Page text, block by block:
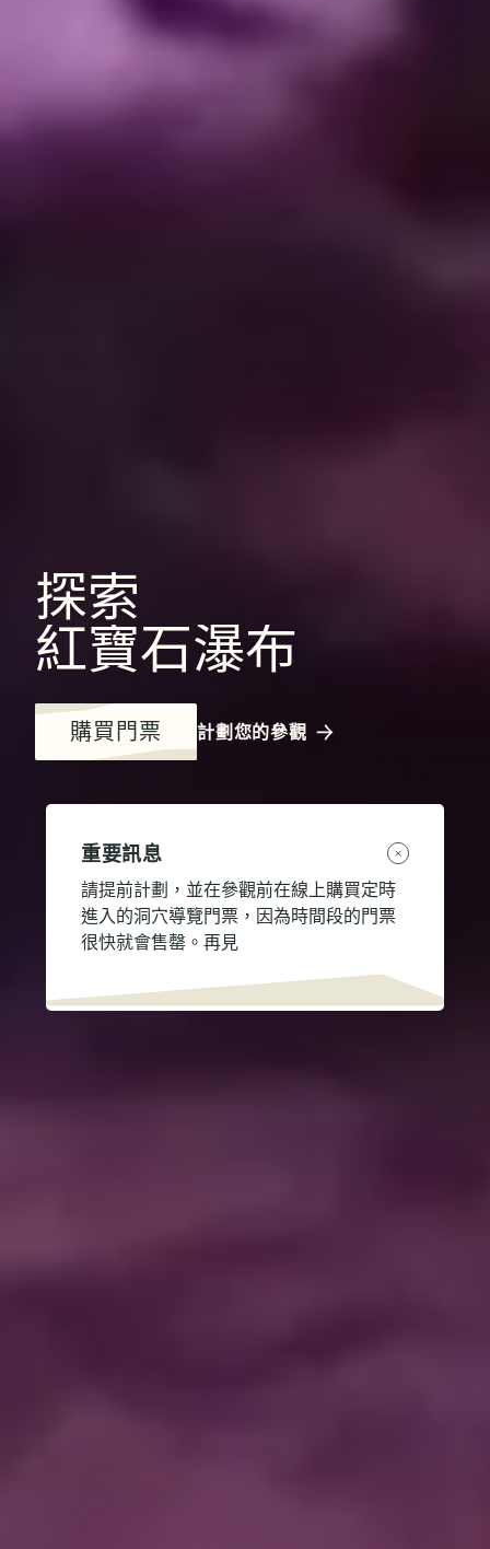
探索
紅寶石瀑布
購買門票 計劃您的參觀
重要訊息
請提前計劃，並在參觀前在線上購買定時
進入的洞穴導覽門票，因為時間段的門票
很快就會售罄。再見